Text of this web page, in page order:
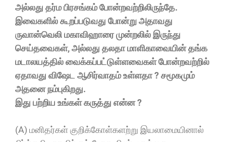
அல்லது தர்ம பிரசங்கம் போன்றவற்றிலிருந்தே.
இவைகளில் கூறப்படுவது போன்று அதாவது
ருவான்வெலி மகாவிஹாரை முன்றலில் இருந்து
செய்தவைகள், அல்லது தலதா மாளிகாவையின் தங்க
மடாலயத்தில் வைக்கப்பட்டுள்ளவைகள் போன்றவற்றில்
ஏதாவது விஷேட ஆசிர்வாதம் உள்ளதா ? சமூகமும்
அதனை நம்புகிறது.
இது பற்றிய உங்கள் கருத்து என்ன ?
(A) மனிதர்கள் குறிக்கோள்களற்று இயலாமையினால்